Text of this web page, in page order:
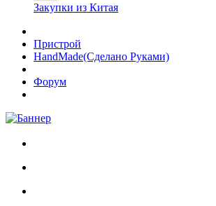
Закупки из Китая
Пристрой
HandMade(Сделано Руками)
Форум